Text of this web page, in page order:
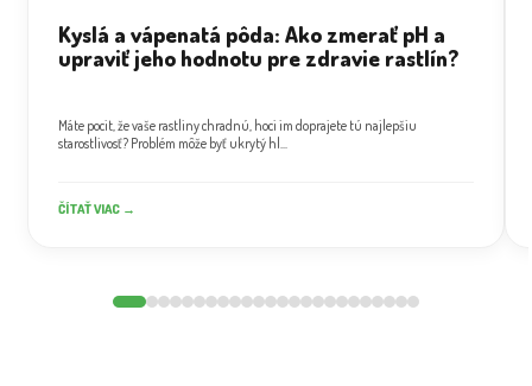
Kyslá a vápenatá pôda: Ako zmerať pH a
upraviť jeho hodnotu pre zdravie rastlín?
Máte pocit, že vaše rastliny chradnú, hoci im doprajete tú najlepšiu
starostlivosť? Problém môže byť ukrytý hl...
ČÍTAŤ VIAC →